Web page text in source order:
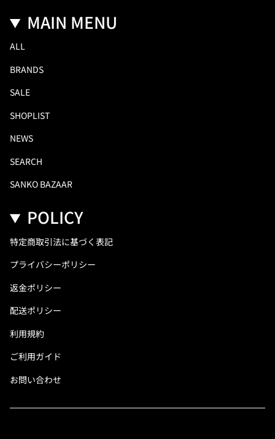
MAIN MENU
ALL
BRANDS
SALE
SHOPLIST
NEWS
SEARCH
SANKO BAZAAR
POLICY
特定商取引法に基づく表記
プライバシーポリシー
返金ポリシー
配送ポリシー
利用規約
ご利用ガイド
お問い合わせ